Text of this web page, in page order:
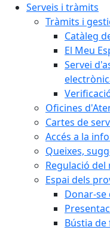
Serveis i tràmits
Tràmits i
Catàleg
El Meu
Servei
Oficines
Cartes de
Accés a la
Queixes,
Regulació
Espai dels
Donar-
Bústia